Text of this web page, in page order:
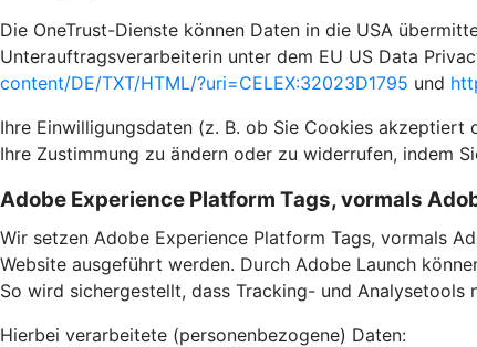
Die OneTrust-Dienste können Daten in die USA
Unterauftragsverarbeiterin unter dem EU US Data
content/DE/TXT/HTML/?uri=CELEX:32023D1795 und
Ihre Einwilligungsdaten (z. B. ob Sie Cookies
Ihre Zustimmung zu ändern oder zu widerrufen, indem
Adobe Experience Platform Tags, vormals
Wir setzen Adobe Experience Platform Tags, vormals
Website ausgeführt werden. Durch Adobe Launch
So wird sichergestellt, dass Tracking- und Analysetools
Hierbei verarbeitete (personenbezogene) Daten: